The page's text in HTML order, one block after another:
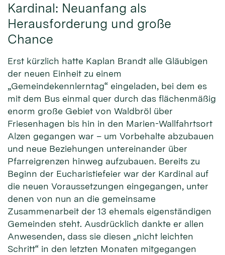
Kardinal: Neuanfang als
Herausforderung und große
Chance
Erst kürzlich hatte Kaplan Brandt alle Gläubigen
der neuen Einheit zu einem
„Gemeindekennlerntag“ eingeladen, bei dem es
mit dem Bus einmal quer durch das flächenmäßig
enorm große Gebiet von Waldbröl über
Friesenhagen bis hin in den Marien-Wallfahrtsort
Alzen gegangen war – um Vorbehalte abzubauen
und neue Beziehungen untereinander über
Pfarreigrenzen hinweg aufzubauen. Bereits zu
Beginn der Eucharistiefeier war der Kardinal auf
die neuen Voraussetzungen eingegangen, unter
denen von nun an die gemeinsame
Zusammenarbeit der 13 ehemals eigenständigen
Gemeinden steht. Ausdrücklich dankte er allen
Anwesenden, dass sie diesen „nicht leichten
Schritt“ in den letzten Monaten mitgegangen